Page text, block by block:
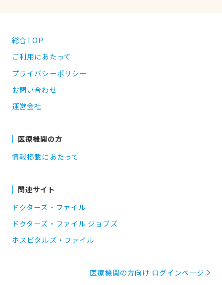
総合TOP
ご利用にあたって
プライバシーポリシー
お問い合わせ
運営会社
医療機関の方
情報掲載にあたって
関連サイト
ドクターズ・ファイル
ドクターズ・ファイル ジョブズ
ホスピタルズ・ファイル
医療機関の方向け ログインページ